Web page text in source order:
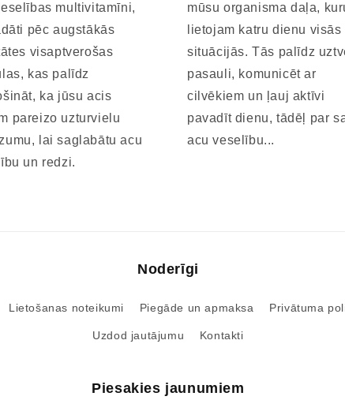
multivitamīni,
pēc augstākās
visaptverošas
kas palīdz
ka jūsu acis
pareizo uzturvielu
lai saglabātu acu
un redzi.
mūsu organisma daļa,
lietojam katru dienu visās
situācijās. Tās palīdz
pasauli, komunicēt ar
cilvēkiem un ļauj aktīvi
pavadīt dienu, tādēļ par
acu veselību...
Noderīgi
Lietošanas noteikumi Piegāde un apmaksa Privātuma
Uzdod jautājumu Kontakti
Piesakies jaunumiem